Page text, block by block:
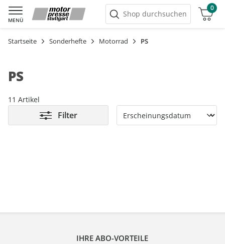
MENÜ
Shop durchsuchen
0
Warenkorb
Startseite Sonderhefte Motorrad PS
PS
11 Artikel
Filter
IHRE ABO-VORTEILE